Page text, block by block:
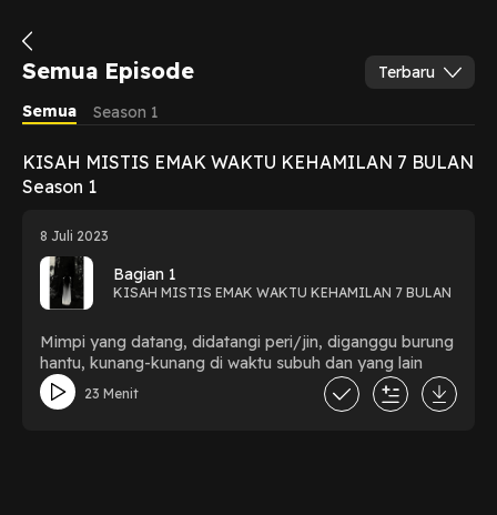
Semua Episode
Terbaru
Semua
Season 1
KISAH MISTIS EMAK WAKTU KEHAMILAN 7 BULAN
Season 1
8 Juli 2023
Bagian 1
KISAH MISTIS EMAK WAKTU KEHAMILAN 7 BULAN
Mimpi yang datang, didatangi peri/jin, diganggu burung
hantu, kunang-kunang di waktu subuh dan yang lain
23 Menit